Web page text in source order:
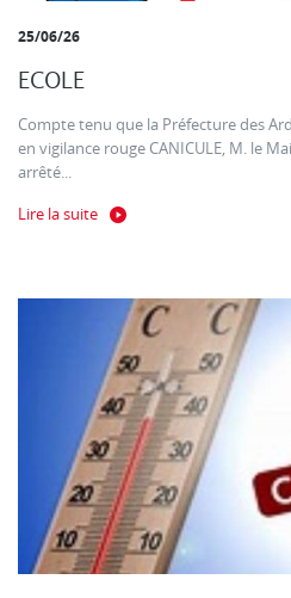
25/06/26
ECOLE
Compte tenu que la Préfecture des
en vigilance rouge CANICULE, M. le
arrêté...
Lire la suite